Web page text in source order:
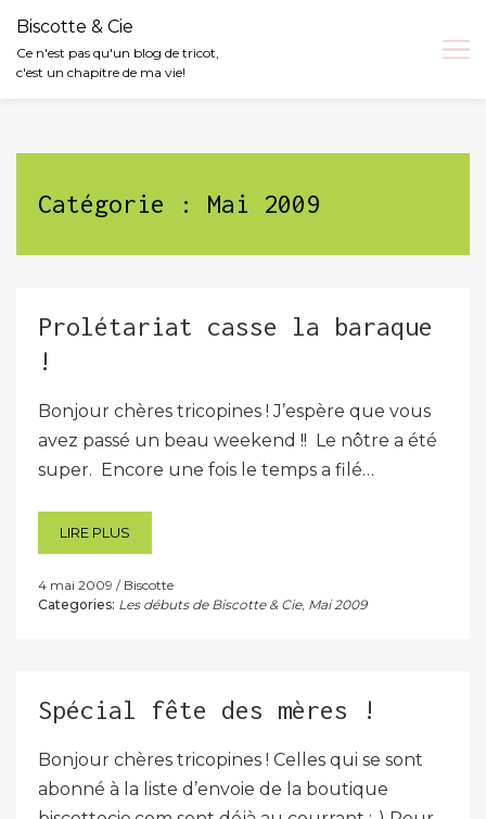
Biscotte & Cie
Ce n'est pas qu'un blog de tricot,
c'est un chapitre de ma vie!
Catégorie : Mai 2009
Prolétariat casse la baraque
!
Bonjour chères tricopines ! J’espère que vous
avez passé un beau weekend !! Le nôtre a été
super. Encore une fois le temps a filé…
LIRE PLUS
4 mai 2009
Biscotte
Categories: Les débuts de Biscotte & Cie, Mai 2009
Spécial fête des mères !
Bonjour chères tricopines ! Celles qui se sont
abonné à la liste d’envoie de la boutique